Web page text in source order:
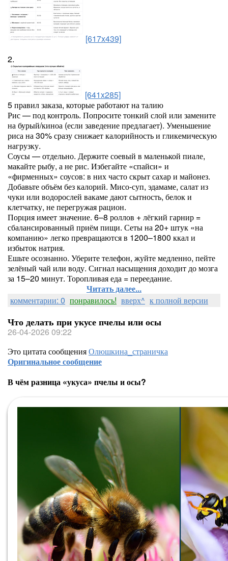
[617x439]
2.
[641x285]
5 правил заказа, которые работают на талию
Рис — под контроль. Попросите тонкий слой или замените
на бурый/киноа (если заведение предлагает). Уменьшение
риса на 30% сразу снижает калорийность и гликемическую
нагрузку.
Соусы — отдельно. Держите соевый в маленькой пиале,
макайте рыбу, а не рис. Избегайте «спайси» и
«фирменных» соусов: в них часто скрыт сахар и майонез.
Добавьте объём без калорий. Мисо-суп, эдамаме, салат из
чуки или водорослей вакаме дают сытность, белок и
клетчатку, не перегружая рацион.
Порция имеет значение. 6–8 роллов + лёгкий гарнир =
сбалансированный приём пищи. Сеты на 20+ штук «на
компанию» легко превращаются в 1200–1800 ккал и
избыток натрия.
Ешьте осознанно. Уберите телефон, жуйте медленно, пейте
зелёный чай или воду. Сигнал насыщения доходит до мозга
за 15–20 минут. Торопливая еда = переедание.
Читать далее...
комментарии: 0 понравилось! вверх^ к полной версии
Что делать при укусе пчелы или осы
26-04-2026 09:22
Это цитата сообщенияОлюшкина_страничка
Оригинальное сообщение
В чём разница «укуса» пчелы и осы?